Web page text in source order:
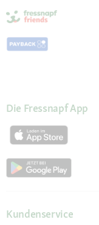
Die Fressnapf App
Kundenservice